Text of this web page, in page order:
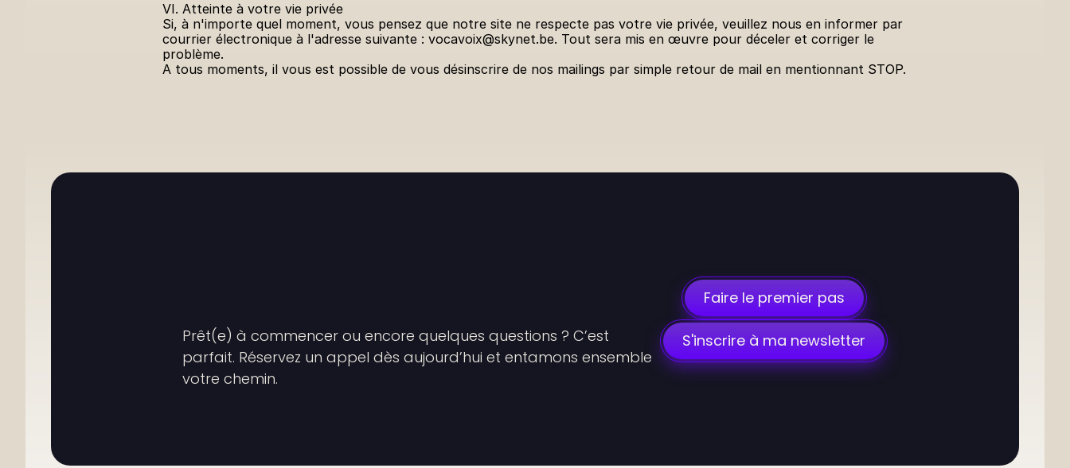
VI. Atteinte à votre vie privée
Si, à n'importe quel moment, vous pensez que notre site ne respecte pas votre vie privée, veuillez nous en informer par
courrier électronique à l'adresse suivante : vocavoix@skynet.be. Tout sera mis en œuvre pour déceler et corriger le
problème.
A tous moments, il vous est possible de vous désinscrire de nos mailings par simple retour de mail en mentionnant STOP.
Prêt(e) à commencer ou encore quelques questions ? C’est
parfait. Réservez un appel dès aujourd’hui et entamons ensemble
votre chemin.
Faire le premier pas
S'inscrire à ma newsletter